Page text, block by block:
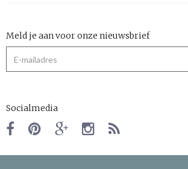
Meld je aan voor onze nieuwsbrief
Socialmedia